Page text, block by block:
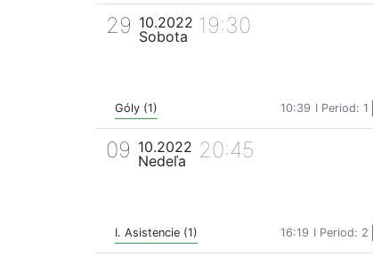
29 10.2022
Sobota
19:30
Góly (1) 10:39 I Period: 1
09 10.2022
Nedeľa
20:45
I. Asistencie (1) 16:19 I Period: 2